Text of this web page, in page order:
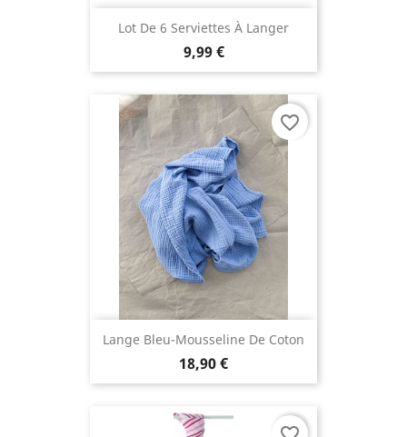
Lot De 6 Serviettes À Langer
9,99 €
Lange Bleu-Mousseline De Coton
18,90 €
favorite_border